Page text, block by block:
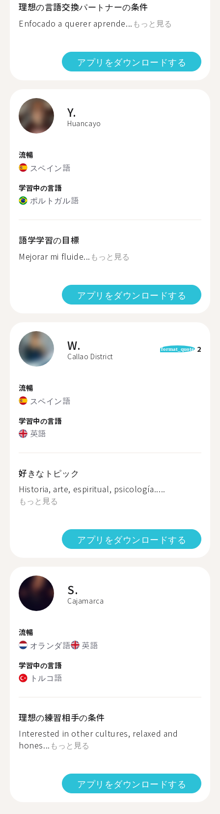
理想の言語交換パートナーの条件
Enfocado a querer aprende... もっと見る
アプリをダウンロードする
Y.
Huancayo
流暢
スペイン語
学習中の言語
ポルトガル語
語学学習の目標
Mejorar mi fluide... もっと見る
アプリをダウンロードする
W.
Callao District
format_quote 2
流暢
スペイン語
学習中の言語
英語
好きなトピック
Historia, arte, espiritual, psicología.....
もっと見る
アプリをダウンロードする
S.
Cajamarca
流暢
オランダ語 英語
学習中の言語
トルコ語
理想の練習相手の条件
Interested in other cultures, relaxed and
hones... もっと見る
アプリをダウンロードする